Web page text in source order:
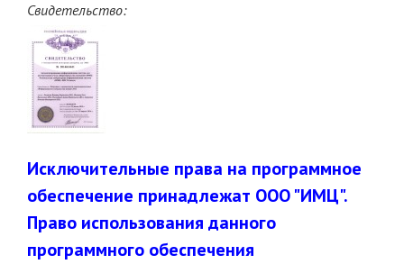
Свидетельство:
Исключительные права на программное
обеспечение принадлежат ООО "ИМЦ".
Право использования данного
программного обеспечения